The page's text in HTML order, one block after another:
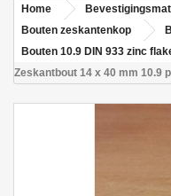
Home
Bouten zeskantenkop
Bouten 10.9 DIN 933 zinc
Zeskantbout 14 x 40 mm 10.9